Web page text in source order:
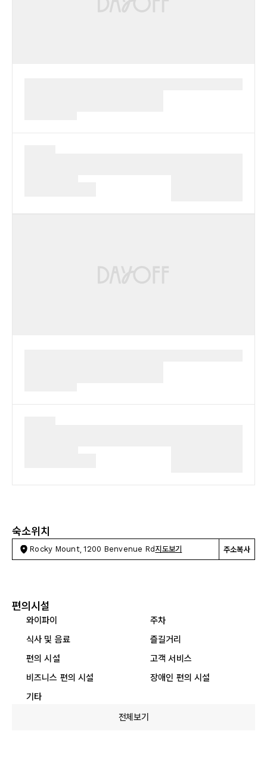
숙소위치
Rocky Mount, 1200 Benvenue Rd 지도보기 주소복사
편의시설
와이파이
주차
식사 및 음료
즐길거리
편의 시설
고객 서비스
비즈니스 편의 시설
장애인 편의 시설
기타
전체보기